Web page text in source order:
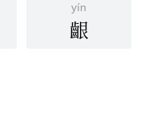
yín
齦